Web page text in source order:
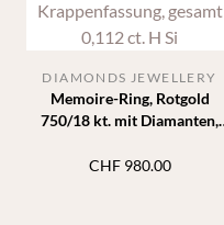
Memoire-Ring, Rotgold
750/18 kt. mit Diamanten,
0,112 ct. H Si
DIAMONDS JEWELLERY
CHF980.00